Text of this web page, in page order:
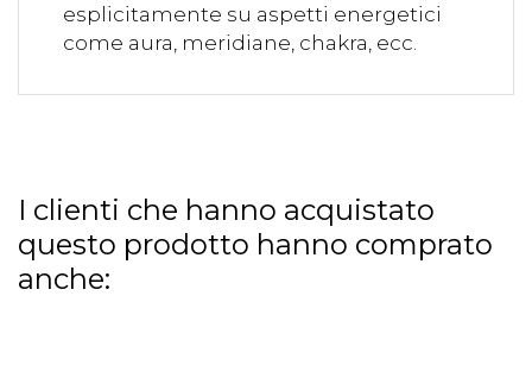
esplicitamente su aspetti energetici
come aura, meridiane, chakra, ecc.
I clienti che hanno acquistato
questo prodotto hanno comprato
anche: